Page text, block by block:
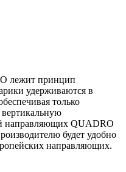
лежит принцип
удерживаются в
только
направляющих QUADRO
будет удобно
направляющих.